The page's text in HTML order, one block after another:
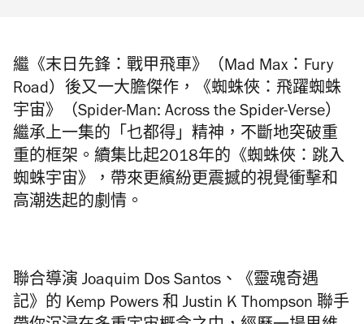
繼《末日先鋒：戰甲飛車》（Mad Max： Fury
Road）後又一大膽傑作，《蜘蛛俠：飛躍蜘蛛
宇宙》（Spider-Man: Across the Spider-Verse）
繼承上一集的「乜都得」精神，不斷地突破重
重的框架。續集比起2018年的《蜘蛛俠：跳入
蜘蛛宇宙》，帶來更繽紛更震撼的視覺衝擊和
高潮迭起的劇情。
聯合導演 Joaquim Dos Santos、《靈魂奇遇
記》的 Kemp Powers 和 Justin K Thompson 聯手